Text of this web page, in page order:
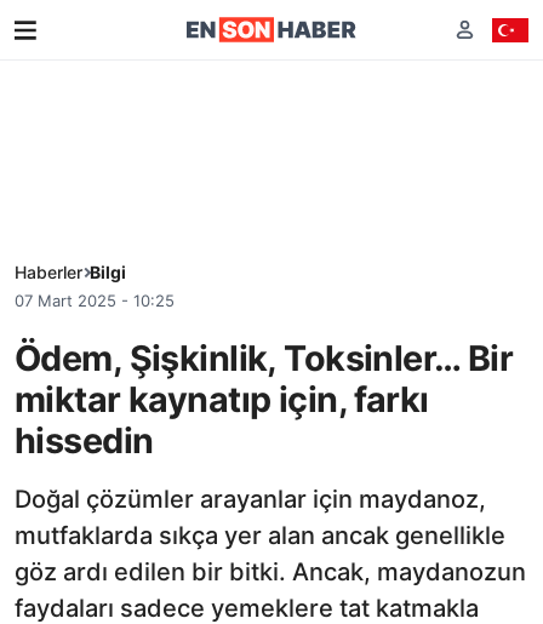
Haberler Bilgi
07 Mart 2025 - 10:25
Ödem, Şişkinlik, Toksinler… Bir
miktar kaynatıp için, farkı
hissedin
Doğal çözümler arayanlar için maydanoz,
mutfaklarda sıkça yer alan ancak genellikle
göz ardı edilen bir bitki. Ancak, maydanozun
faydaları sadece yemeklere tat katmakla